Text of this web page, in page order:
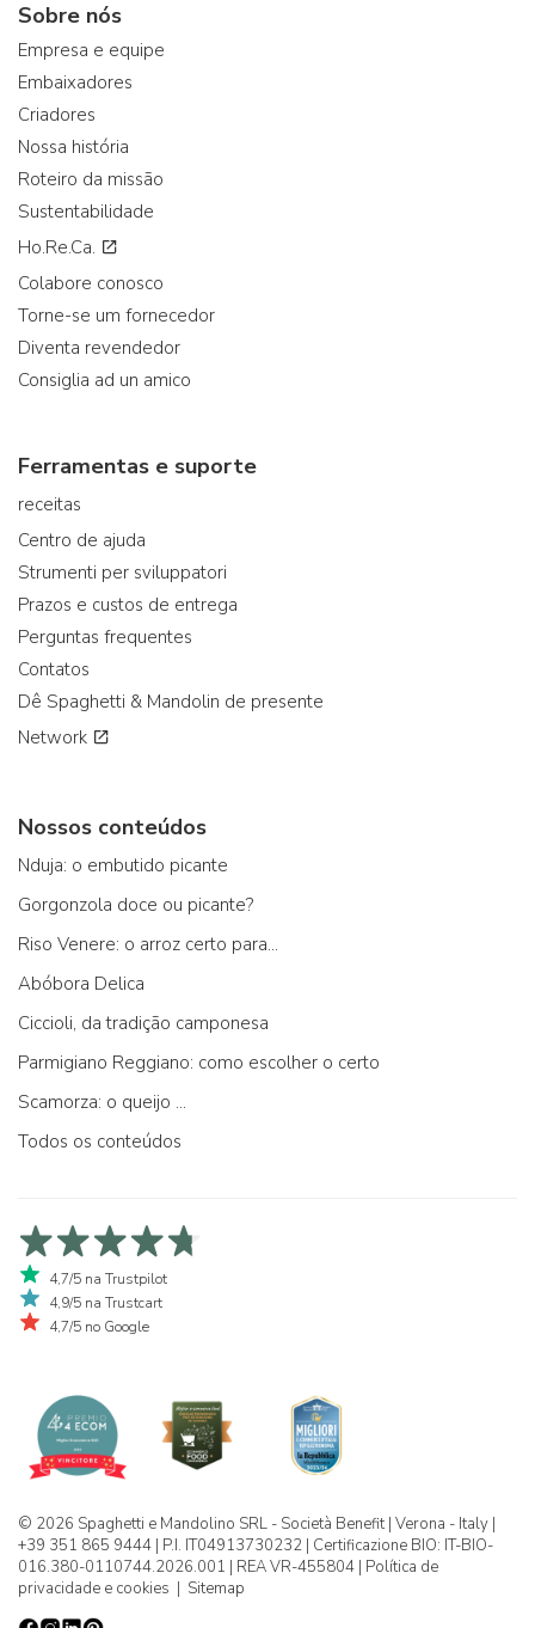
Sobre nós
Empresa e equipe
Embaixadores
Criadores
Nossa história
Roteiro da missão
Sustentabilidade
Ho.Re.Ca.
Colabore conosco
Torne-se um fornecedor
Diventa revendedor
Consiglia ad un amico
Ferramentas e suporte
receitas
Centro de ajuda
Strumenti per sviluppatori
Prazos e custos de entrega
Perguntas frequentes
Contatos
Dê Spaghetti & Mandolin de presente
Network
Nossos conteúdos
Nduja: o embutido picante
Gorgonzola doce ou picante?
Riso Venere: o arroz certo para...
Abóbora Delica
Ciccioli, da tradição camponesa
Parmigiano Reggiano: como escolher o certo
Scamorza: o queijo ...
Todos os conteúdos
4,7/5 na Trustpilot
4,9/5 na Trustcart
4,7/5 no Google
© 2026 Spaghetti e Mandolino SRL - Società Benefit | Verona - Italy |
+39 351 865 9444 | P.I. IT04913730232 | Certificazione BIO: IT-BIO-
016.380-0110744.2026.001 | REA VR-455804 | Política de
privacidade e cookies | Sitemap